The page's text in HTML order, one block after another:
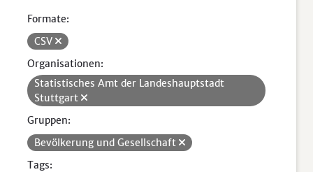
Formate:
CSV
Organisationen:
Statistisches Amt der Landeshauptstadt
Stuttgart
Gruppen:
Bevölkerung und Gesellschaft
Tags: